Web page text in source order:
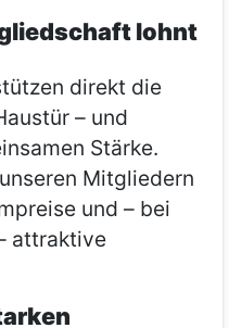
lohnt
direkt die
– und
Stärke.
Mitgliedern
und – bei
attraktive